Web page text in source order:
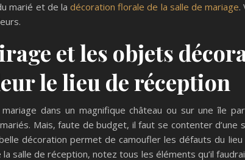
marié et de la décoration florale de la salle de mariage.
et les objets
le lieu de réception
dans un magnifique château ou sur une île
Mais, faute de budget, il faut se contenter d’une
décoration permet de camoufler les défauts du
salle de réception, notez tous les éléments qu’il